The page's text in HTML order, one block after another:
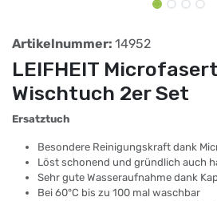
Artikelnummer: 14952
LEIFHEIT
Wischtuch 2er Set
Ersatztuch
Besondere Reinigungskraft dank
Löst schonend und gründlich auch
Sehr gute Wasseraufnahme dank
Bei 60°C bis zu 100 mal waschbar